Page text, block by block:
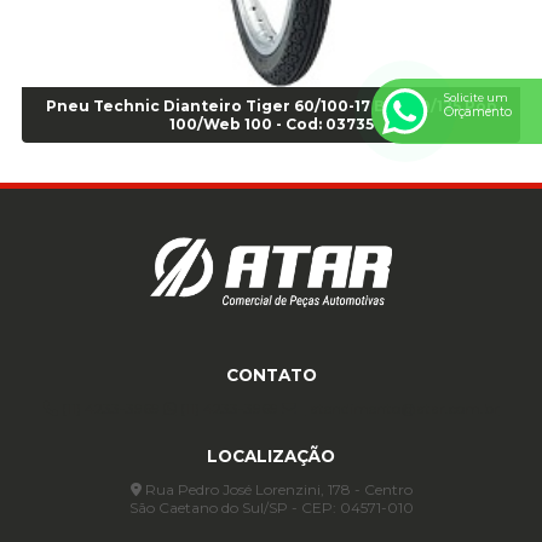
Anel para Montagem do Pneu Sem Câmara Aro 24,5 - Cod 02935
Anel para Vedação OR 25 - Cod 01766
Anel para Vedação OR 325 - Cod 03390
Anel para Vedação OR 325 Nacional -Cod 01768
Anel para Vedação OR 329 - Cod 01769
Anel para Vedação OR 335 Importado - Cod 01771
Anel para Vedação OR 339 - Cod 01772
Anel para Vedação OR 345 - Cod 01773
Automático para compressor 125 a 175 libras - Cod 02206
Pneu Technic Dianteiro Tiger 60/100-17 Biz 100/125 Pop
100/Web 100 - Cod: 03735
CONTATO
LOCALIZAÇÃO
Rua Pedro José Lorenzini, 178 - Centro
São Caetano do Sul/SP - CEP: 04571-010
Solicite um
Orçamento